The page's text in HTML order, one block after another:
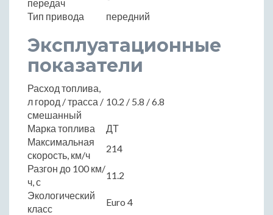
передач
Тип привода
передний
Эксплуатационные
показатели
Расход топлива,
л город / трасса /
смешанный
10.2 / 5.8 / 6.8
Марка топлива
ДТ
Максимальная
скорость, км/ч
214
Разгон до 100 км/
ч, с
11.2
Экологический
класс
Euro 4